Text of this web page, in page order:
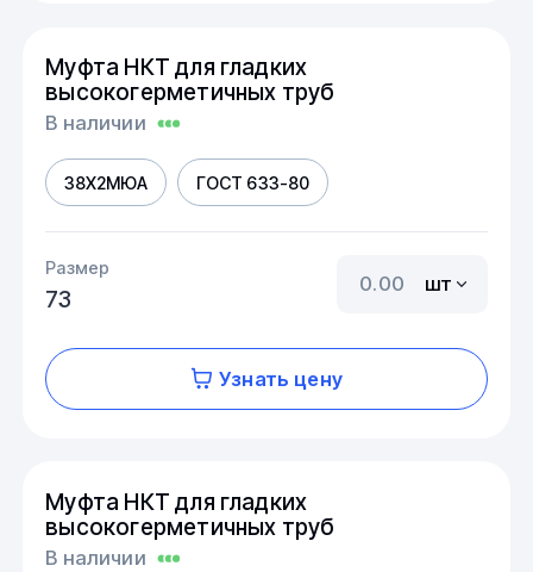
Муфта НКТ для гладких
высокогерметичных труб
В наличии
38Х2МЮА ГОСТ 633-80
Размер
73
шт
Узнать цену
Муфта НКТ для гладких
высокогерметичных труб
В наличии